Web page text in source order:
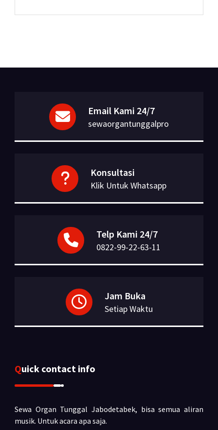
Email Kami 24/7
sewaorgantunggalpro
Konsultasi
Klik Untuk Whatsapp
Telp Kami 24/7
0822-99-22-63-11
Jam Buka
Setiap Waktu
Quick contact info
Sewa Organ Tunggal Jabodetabek, bisa semua aliran
musik. Untuk acara apa saja.